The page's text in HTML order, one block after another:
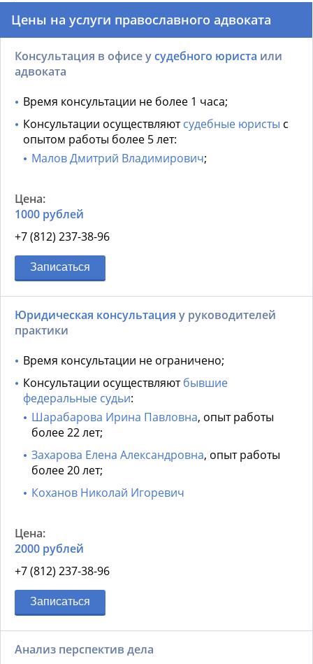
Цены на услуги православного адвоката
Консультация в офисе усудебного юриста или
адвоката
Время консультации не более 1 часа;
Консультации осуществляютсудебные юристы с
опытом работы более 5 лет:
Малов Дмитрий Владимирович;
1000 рублей
+7 (812) 237-38-96
Записаться
Юридическая консультация у руководителей
практики
Время консультации не ограничено;
Консультации осуществляютбывшие
федеральные судьи:
Шарабарова Ирина Павловна, опыт работы
более 22 лет;
Захарова Елена Александровна, опыт работы
более 20 лет;
Коханов Николай Игоревич
2000 рублей
+7 (812) 237-38-96
Записаться
Анализ перспектив дела